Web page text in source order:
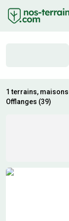
1 terrains,
Offlanges (39)
Résultats de